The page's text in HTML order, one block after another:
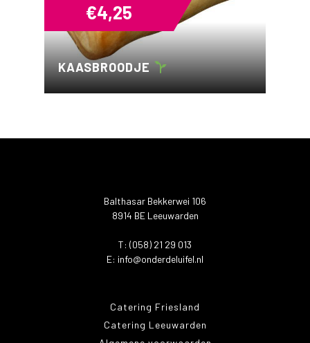
KAASBROODJE
€4,25
Balthasar Bekkerwei 106
8914 BE Leeuwarden
T: (058) 21 29 013
E: info@onderdeluifel.nl
Catering Friesland
Catering Leeuwarden